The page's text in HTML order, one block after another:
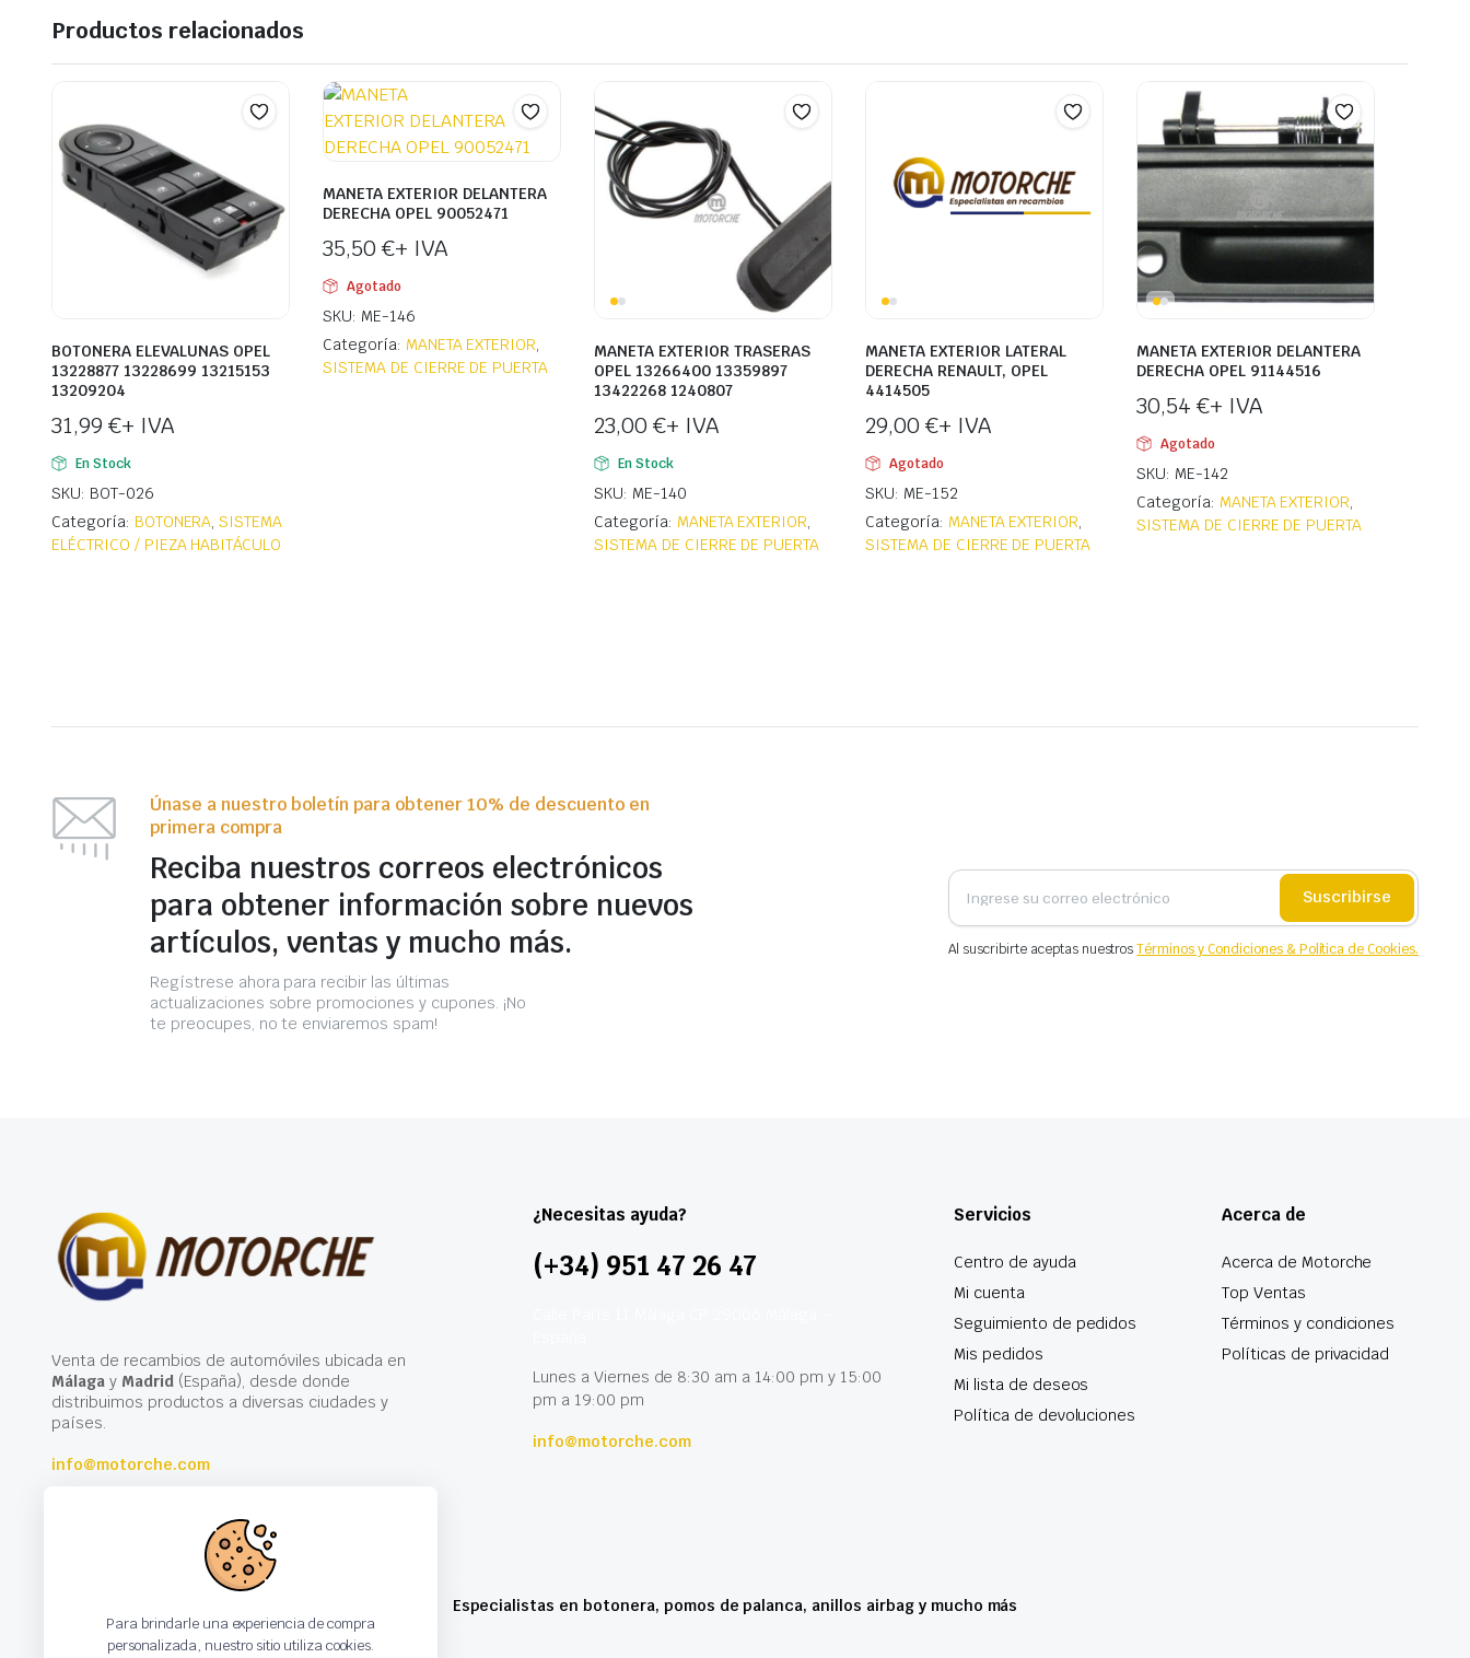
Productos relacionados
BOTONERA ELEVALUNAS OPEL
13228877 13228699 13215153
13209204
31,99 €+ IVA
En Stock
SKU: BOT-026
Categoría: BOTONERA,SISTEMA
ELÉCTRICO / PIEZA HABITÁCULO
MANETA EXTERIOR DELANTERA
DERECHA OPEL 90052471
35,50 €+ IVA
Agotado
SKU: ME-146
Categoría: MANETA EXTERIOR,
SISTEMA DE CIERRE DE PUERTA
MANETA EXTERIOR TRASERAS
OPEL 13266400 13359897
13422268 1240807
23,00 €+ IVA
En Stock
SKU: ME-140
Categoría: MANETA EXTERIOR,
SISTEMA DE CIERRE DE PUERTA
MANETA EXTERIOR LATERAL
DERECHA RENAULT, OPEL
4414505
29,00 €+ IVA
Agotado
SKU: ME-152
Categoría: MANETA EXTERIOR,
SISTEMA DE CIERRE DE PUERTA
MANETA EXTERIOR DELANTERA
DERECHA OPEL 91144516
30,54 €+ IVA
Agotado
SKU: ME-142
Categoría: MANETA EXTERIOR,
SISTEMA DE CIERRE DE PUERTA
Únase a nuestro boletín para obtener 10% de descuento en
primera compra
Reciba nuestros correos electrónicos
para obtener información sobre nuevos
artículos, ventas y mucho más.
Regístrese ahora para recibir las últimas
actualizaciones sobre promociones y cupones. ¡No
te preocupes, no te enviaremos spam!
Suscribirse
Al suscribirte aceptas nuestrosTérminos y Condiciones & Política de Cookies.
Venta de recambios de automóviles ubicada en
Málagay Madrid(España), desde donde
distribuimos productos a diversas ciudades y
países.
info@motorche.com
¿Necesitas ayuda?
(+34) 951 47 26 47
Lunes a Viernes de 8:30 am a 14:00 pm y 15:00
pm a 19:00 pm
info@motorche.com
Servicios
Centro de ayuda
Mi cuenta
Seguimiento de pedidos
Mis pedidos
Mi lista de deseos
Política de devoluciones
Acerca de
Acerca de Motorche
Top Ventas
Términos y condiciones
Políticas de privacidad
Especialistas en botonera, pomos de palanca, anillos airbag y mucho más
Para brindarle una experiencia de compra
personalizada, nuestro sitio utiliza cookies.